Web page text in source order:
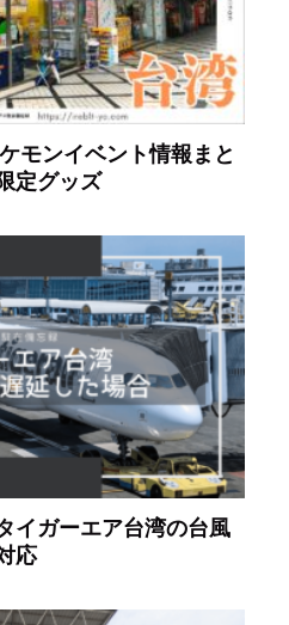
モンイベント情報まと
定グッズ
イガーエア台湾の台風
応